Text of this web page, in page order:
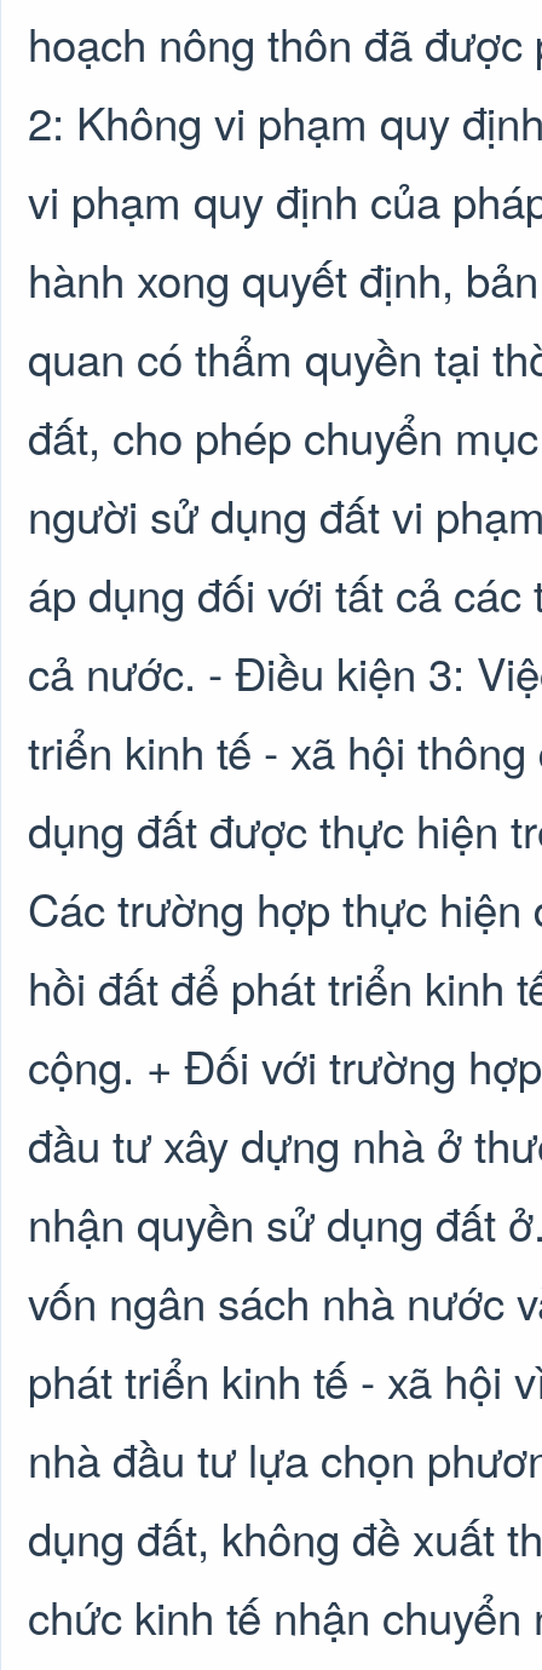
hoạch nông thôn đã
2: Không vi phạm quy
vi phạm quy định của
hành xong quyết định,
quan có thẩm quyền tại
đất, cho phép chuyển
người sử dụng đất vi
áp dụng đối với tất cả
cả nước. - Điều kiện 3:
triển kinh tế - xã hội
dụng đất được thực hiện
Các trường hợp thực
hồi đất để phát triển kinh
cộng. + Đối với trường
đầu tư xây dựng nhà ở
nhận quyền sử dụng đất
vốn ngân sách nhà nước
phát triển kinh tế - xã hội
nhà đầu tư lựa chọn
dụng đất, không đề xuất
chức kinh tế nhận